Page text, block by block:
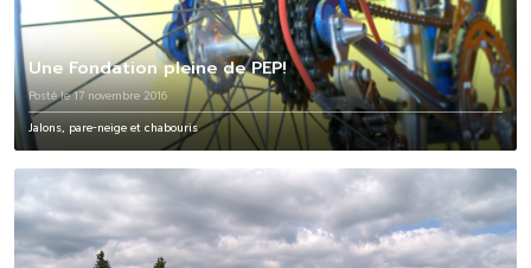
Une Fondation pleine de PEP!
Posté le 17 novembre 2016
Jalons, pare-neige et chabouris